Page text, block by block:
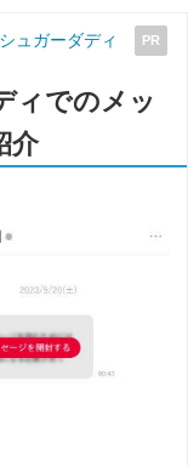
シュガーダディ PR
ィでのメッ
介